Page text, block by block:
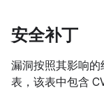
安全补丁
漏洞按照其影响
表，该表中包含